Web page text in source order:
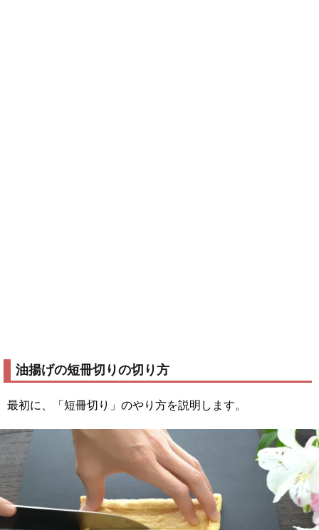
油揚げの短冊切りの切り方
最初に、「短冊切り」のやり方を説明します。